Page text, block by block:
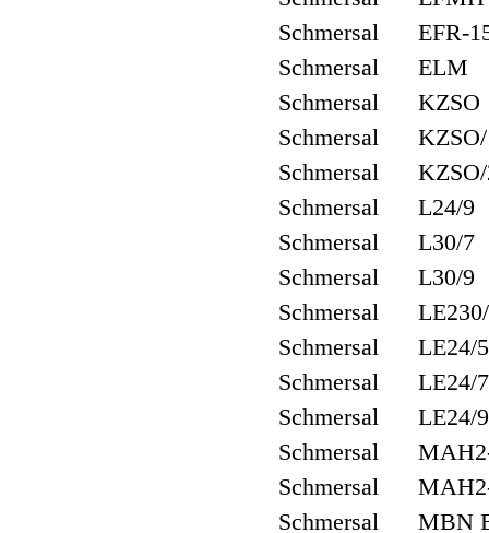
Schmersal EFR-
Schmersal ELM
Schmersal KZSO
Schmersal
Schmersal
Schmersal L24/9
Schmersal L30/7
Schmersal L30/9
Schmersal LE230/
Schmersal LE24/
Schmersal LE24/
Schmersal LE24/
Schmersal
Schmersal
Schmersal MBN